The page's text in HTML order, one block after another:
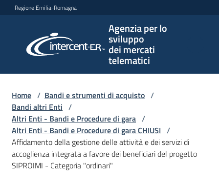
Vai al contenuto
Vai alla navigazione
Vai al footer
Regione Emilia-Romagna
Agenzia per lo
sviluppo
dei mercati
telematici
per lo
sviluppo
telematici
L'Agenzia
Home / Bandi e strumenti di acquisto /
Bandi altri Enti /
Altri Enti - Bandi e Procedure di gara /
Altri Enti - Bandi e Procedure di gara CHIUSI /
Affidamento della gestione delle attività e dei servizi di
accoglienza integrata a favore dei beneficiari del progetto
SIPROIMI - Categoria "ordinari"